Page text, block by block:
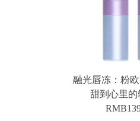
融光唇冻：粉欧
甜到心里的